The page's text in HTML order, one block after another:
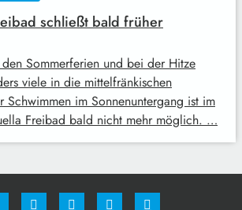
schließt bald früher
Sommerferien und bei der Hitze
viele in die mittelfränkischen
Schwimmen im Sonnenuntergang ist im
Freibad bald nicht mehr möglich. …